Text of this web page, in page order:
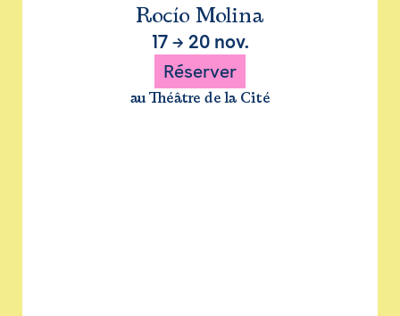
Rocío Molina
17→ 20 nov.
Réserver
au Théâtre de la Cité